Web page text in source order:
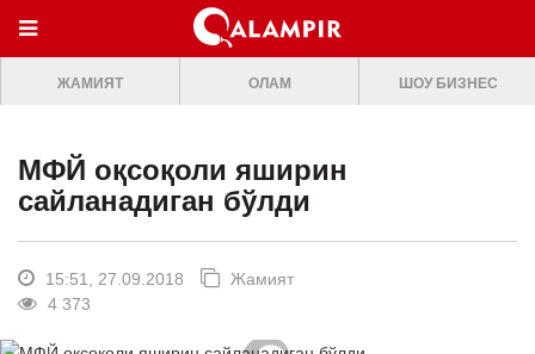
МЕНЮ
ONLINE TV
ЖАМИЯТ
ШОУ-БИЗНЕС
ЖАМИЯТ ОЛАМ ШОУ БИЗНЕС
МФЙ оқсоқоли яширин
сайланадиган бўлди
15:51, 27.09.2018
Жамият
4 373